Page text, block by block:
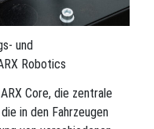
und
Robotics
Core, die zentrale
in den Fahrzeugen